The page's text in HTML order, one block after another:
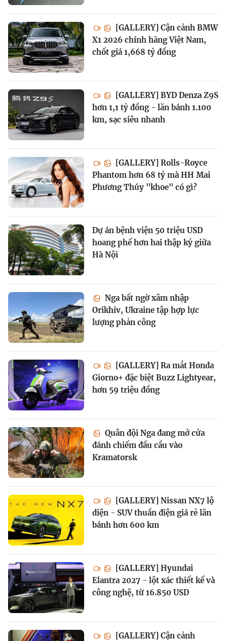
[GALLERY] Cận cảnh BMW
X1 2026 chính hãng Việt Nam,
chốt giá 1,668 tỷ đồng
[GALLERY] BYD Denza Z9S
hơn 1,1 tỷ đồng - lăn bánh 1.100
km, sạc siêu nhanh
[GALLERY] Rolls-Royce
Phantom hơn 68 tỷ mà HH Mai
Phương Thúy "khoe" có gì?
Dự án bệnh viện 50 triệu USD
hoang phế hơn hai thập kỷ giữa
Hà Nội
Nga bất ngờ xâm nhập
Orikhiv, Ukraine tập hợp lực
lượng phản công
[GALLERY] Ra mắt Honda
Giorno+ đặc biệt Buzz Lightyear,
hơn 59 triệu đồng
Quân đội Nga đang mở cửa
đánh chiếm đầu cầu vào
Kramatorsk
[GALLERY] Nissan NX7 lộ
diện - SUV thuần điện giá rẻ lăn
bánh hơn 600 km
[GALLERY] Hyundai
Elantra 2027 - lột xác thiết kế và
công nghệ, từ 16.850 USD
[GALLERY] Cận cảnh